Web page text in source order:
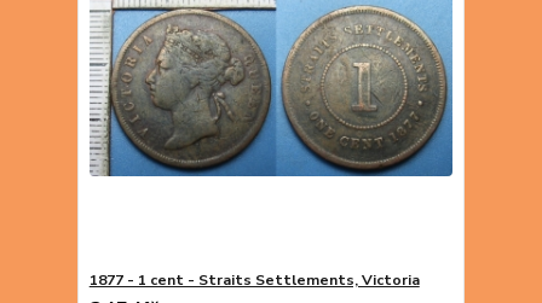
1877 - 1 cent - Straits Settlements, Victoria